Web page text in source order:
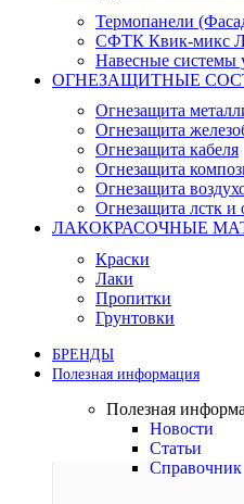
Термопанели
СФТК Квик-микс
Навесные системы
ОГНЕЗАЩИТНЫЕ
Огнезащита
Огнезащита
Огнезащита кабеля
Огнезащита
Огнезащита
Огнезащита лстк
ЛАКОКРАСОЧНЫЕ
Краски
Лаки
Пропитки
Грунтовки
БРЕНДЫ
Полезная информация
Полезная
Новости
Статьи
Справочник